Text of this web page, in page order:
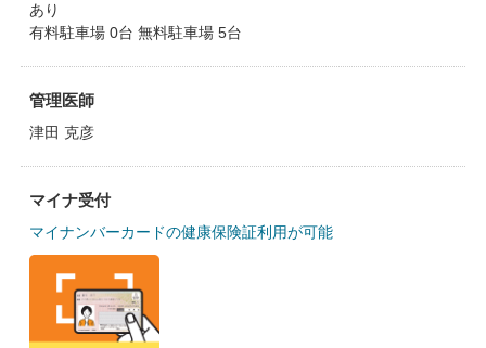
あり
有料駐車場 0台 無料駐車場 5台
管理医師
津田 克彦
マイナ受付
マイナンバーカードの健康保険証利用が可能